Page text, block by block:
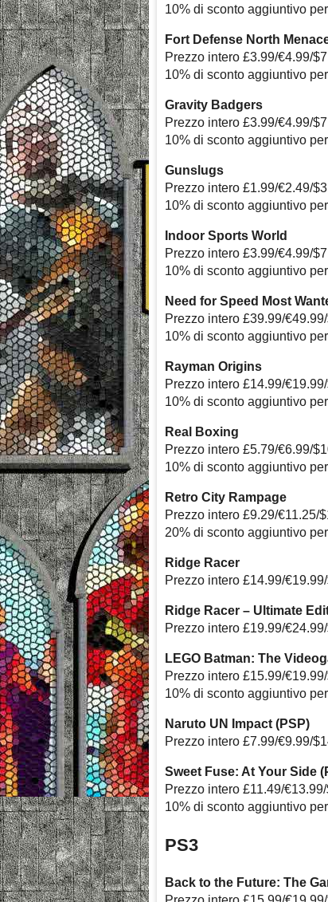
10% di sconto aggiuntivo
Fort Defense North
Prezzo intero £3.99/€4.99/
10% di sconto aggiuntivo
Gravity Badgers
Prezzo intero £3.99/€4.99/
10% di sconto aggiuntivo
Gunslugs
Prezzo intero £1.99/€2.49/
10% di sconto aggiuntivo
Indoor Sports World
Prezzo intero £3.99/€4.99/
10% di sconto aggiuntivo
Need for Speed Most
Prezzo intero £39.99/
10% di sconto aggiuntivo
Rayman Origins
Prezzo intero £14.99/
10% di sconto aggiuntivo
Real Boxing
Prezzo intero £5.79/€6.99/
10% di sconto aggiuntivo
Retro City Rampage
Prezzo intero £9.29/€11.25/
20% di sconto aggiuntivo
Ridge Racer
Prezzo intero £14.99/
Ridge Racer – Ultimate
Prezzo intero £19.99/
LEGO Batman: The
Prezzo intero £15.99/
10% di sconto aggiuntivo
Naruto UN Impact (PSP)
Prezzo intero £7.99/€9.99/
Sweet Fuse: At Your Side
Prezzo intero £11.49/
10% di sconto aggiuntivo
PS3
Back to the Future: The